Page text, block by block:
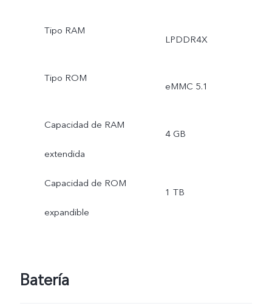
Tipo RAM
LPDDR4X
Tipo ROM
eMMC 5.1
Capacidad de RAM
extendida
4 GB
Capacidad de ROM
expandible
1 TB
Batería